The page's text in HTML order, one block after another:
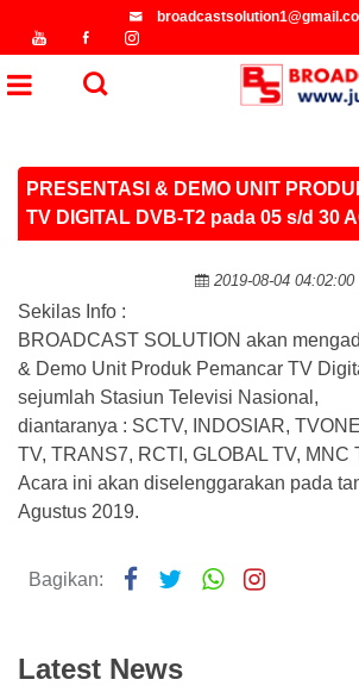
PRESENTASI & DEMO UNIT
TV DIGITAL DVB-T2 pada 05 s/d 30
2019-08-04 04:02:00 |
Sekilas Info :
BROADCAST SOLUTION akan
& Demo Unit Produk Pemancar TV
sejumlah Stasiun Televisi Nasional,
diantaranya : SCTV, INDOSIAR,
TV, TRANS7, RCTI, GLOBAL TV, MNC
Acara ini akan diselenggarakan pada
Agustus 2019.
Bagikan:
Latest News